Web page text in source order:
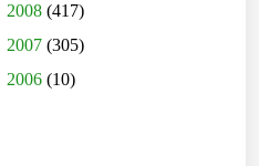
2008 (417)
2007 (305)
2006 (10)